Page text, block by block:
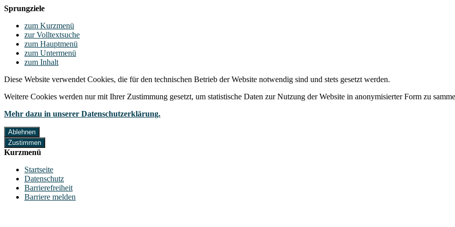
Sprungziele
zum Kurzmenü
zur Volltextsuche
zum Hauptmenü
zum Untermenü
zum Inhalt
Diese Website verwendet Cookies, die für den technischen Betrieb der Website notwendig sind und stets gesetzt werden.
Weitere Cookies werden nur mit Ihrer Zustimmung gesetzt, um statistische Daten zur Nutzung der Website in anonymisierter Form zu
Mehr dazu in unserer Datenschutzerklärung.
Ablehnen
Zustimmen
Kurzmenü
Startseite
Datenschutz
Barrierefreiheit
Barriere melden